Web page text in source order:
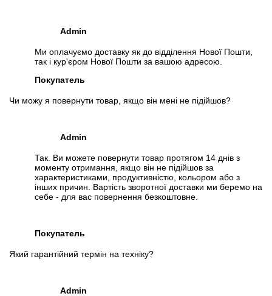
Admin
Ми оплачуємо доставку як до відділення Нової Пошти,
так і кур'єром Нової Пошти за вашою адресою.
Покупатель
Чи можу я повернути товар, якщо він мені не підійшов?
Admin
Так. Ви можете повернути товар протягом 14 днів з
моменту отримання, якщо він не підійшов за
характеристиками, продуктивністю, кольором або з
інших причин. Вартість зворотної доставки ми беремо на
себе - для вас повернення безкоштовне.
Покупатель
Який гарантійний термін на техніку?
Admin